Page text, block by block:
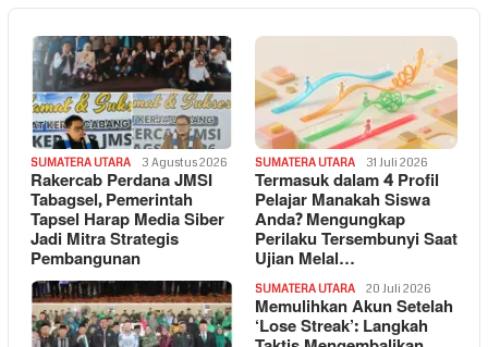
SUMATERA UTARA 3 Agustus 2026
Rakercab Perdana JMSI
Tabagsel, Pemerintah
Tapsel Harap Media Siber
Jadi Mitra Strategis
Pembangunan
SUMATERA UTARA 31 Juli 2026
Termasuk dalam 4 Profil
Pelajar Manakah Siswa
Anda? Mengungkap
Perilaku Tersembunyi Saat
Ujian Melal…
SUMATERA UTARA 20 Juli 2026
Memulihkan Akun Setelah
‘Lose Streak’: Langkah